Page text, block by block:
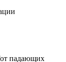
падающих